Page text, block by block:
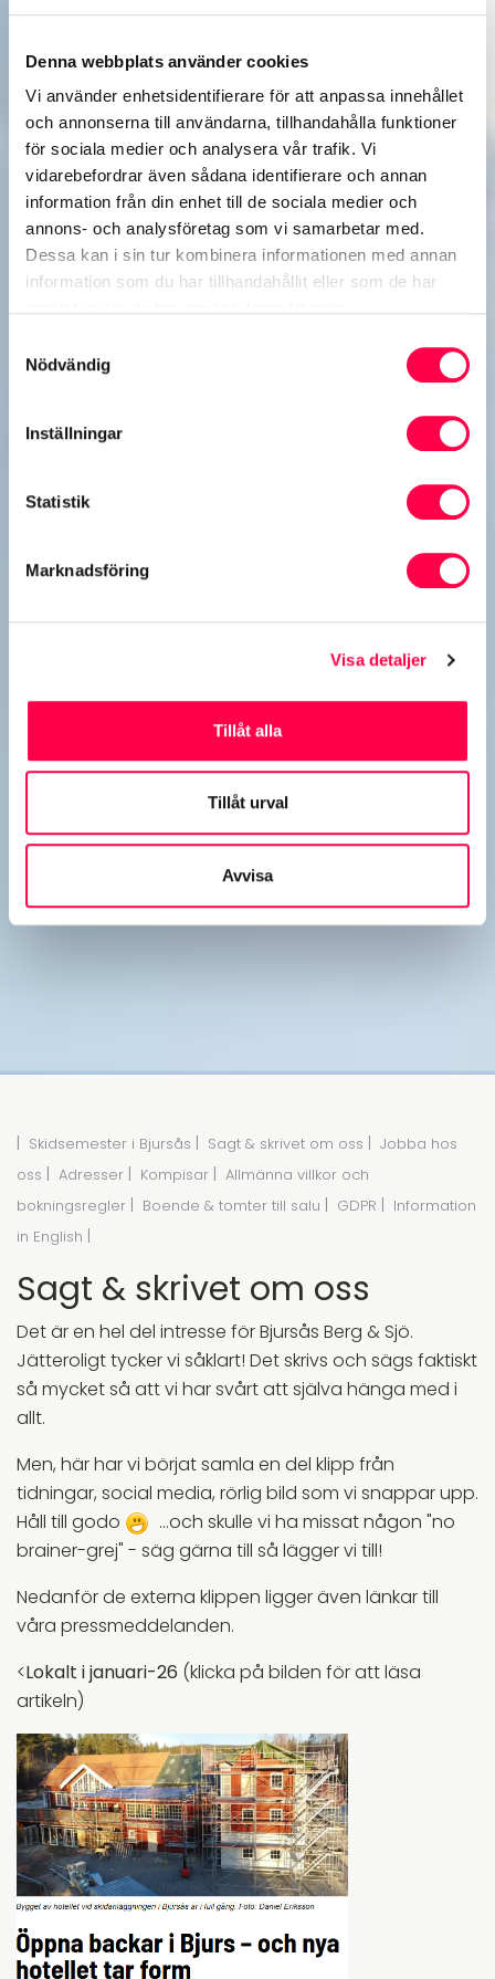
Denna webbplats använder cookies
Vi använder enhetsidentifierare för att anpassa innehållet
och annonserna till användarna, tillhandahålla funktioner
för sociala medier och analysera vår trafik. Vi
vidarebefordrar även sådana identifierare och annan
information från din enhet till de sociala medier och
annons- och analysföretag som vi samarbetar med.
Dessa kan i sin tur kombinera informationen med annan
information som du har tillhandahållit eller som de har
Nödvändig
Inställningar
Statistik
Marknadsföring
Visa detaljer
Tillåt alla
Tillåt urval
Avvisa
Skidsemester i Bjursås Sagt & skrivet om oss
Jobba hos
oss
Adresser Kompisar
Allmänna villkor och
bokningsregler
Boende & tomter till salu GDPR
Information
in English
Sagt & skrivet om oss
Det är en hel del intresse för Bjursås Berg & Sjö.
Jätteroligt tycker vi såklart! Det skrivs och sägs faktiskt
så mycket så att vi har svårt att själva hänga med i
allt.
Men, här har vi börjat samla en del klipp från
tidningar, social media, rörlig bild som vi snappar upp.
Håll till godo
...och skulle vi ha missat någon "no
brainer-grej" - säg gärna till så lägger vi till!
Nedanför de externa klippen ligger även länkar till
våra pressmeddelanden.
<Lokalt i januari-26 (klicka på bilden för att läsa
artikeln)